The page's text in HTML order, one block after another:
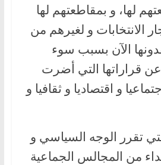
لها، و بمقاطعتهم لها
الانتخابات و لغيرهم من
الآن بسبب سوء
عن قراراتها التي أضرت
و اقتصاديا و ثقافيا و
تقرر الوجه السياسي و
من المجالس الجماعية